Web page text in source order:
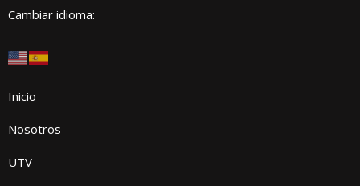
Cambiar idioma:
Inicio
Nosotros
UTV